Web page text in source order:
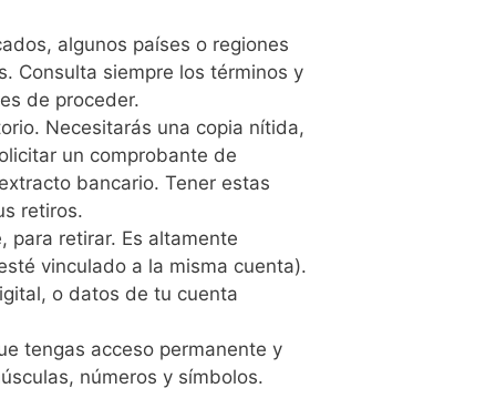
algunos países o regiones
Consulta siempre los términos y
de proceder.
Necesitarás una copia nítida,
un comprobante de
bancario. Tener estas
retiros.
para retirar. Es altamente
vinculado a la misma cuenta).
o datos de tu cuenta
tengas acceso permanente y
números y símbolos.